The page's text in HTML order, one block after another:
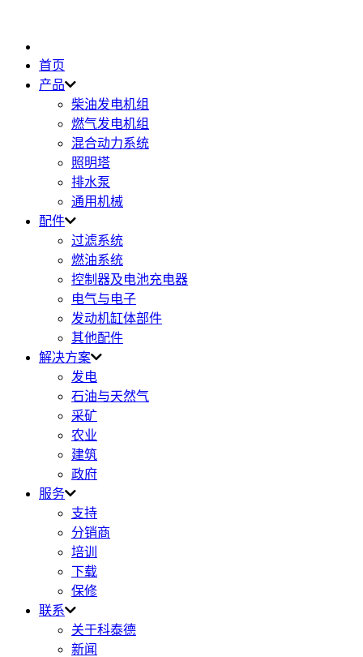
首页
产品
柴油发电机组
燃气发电机组
混合动力系统
照明塔
排水泵
通用机械
配件
过滤系统
燃油系统
控制器及电池充电器
电气与电子
发动机缸体部件
其他配件
解决方案
发电
石油与天然气
采矿
农业
建筑
政府
服务
支持
分销商
培训
下载
保修
联系
关于科泰德
新闻